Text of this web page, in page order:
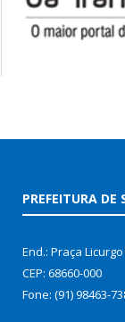
PREFEITURA
End.: Praça
CEP: 68660-000
Fone: (91) 98463-